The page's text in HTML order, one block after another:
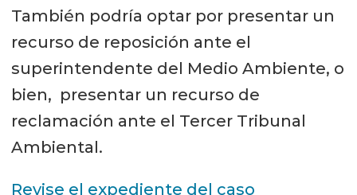
También podría optar por presentar un
recurso de reposición ante el
superintendente del Medio Ambiente, o
bien, presentar un recurso de
reclamación ante el Tercer Tribunal
Ambiental.
Revise el expediente del caso